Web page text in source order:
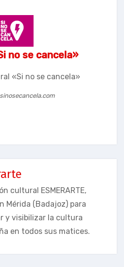
no se cancela»
«Si no se cancela»
cultural ESMERARTE,
Mérida (Badajoz) para
y visibilizar la cultura
en todos sus matices.